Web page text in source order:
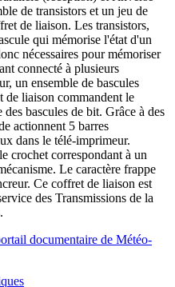
de transistors et un jeu de
de liaison. Les transistors,
qui mémorise l'état d'un
nécessaires pour mémoriser
connecté à plusieurs
un ensemble de bascules
de liaison commandent le
bascules de bit. Grâce à des
actionnent 5 barres
dans le télé-imprimeur.
crochet correspondant à un
Le caractère frappe
Ce coffret de liaison est
des Transmissions de la
documentaire de Météo-